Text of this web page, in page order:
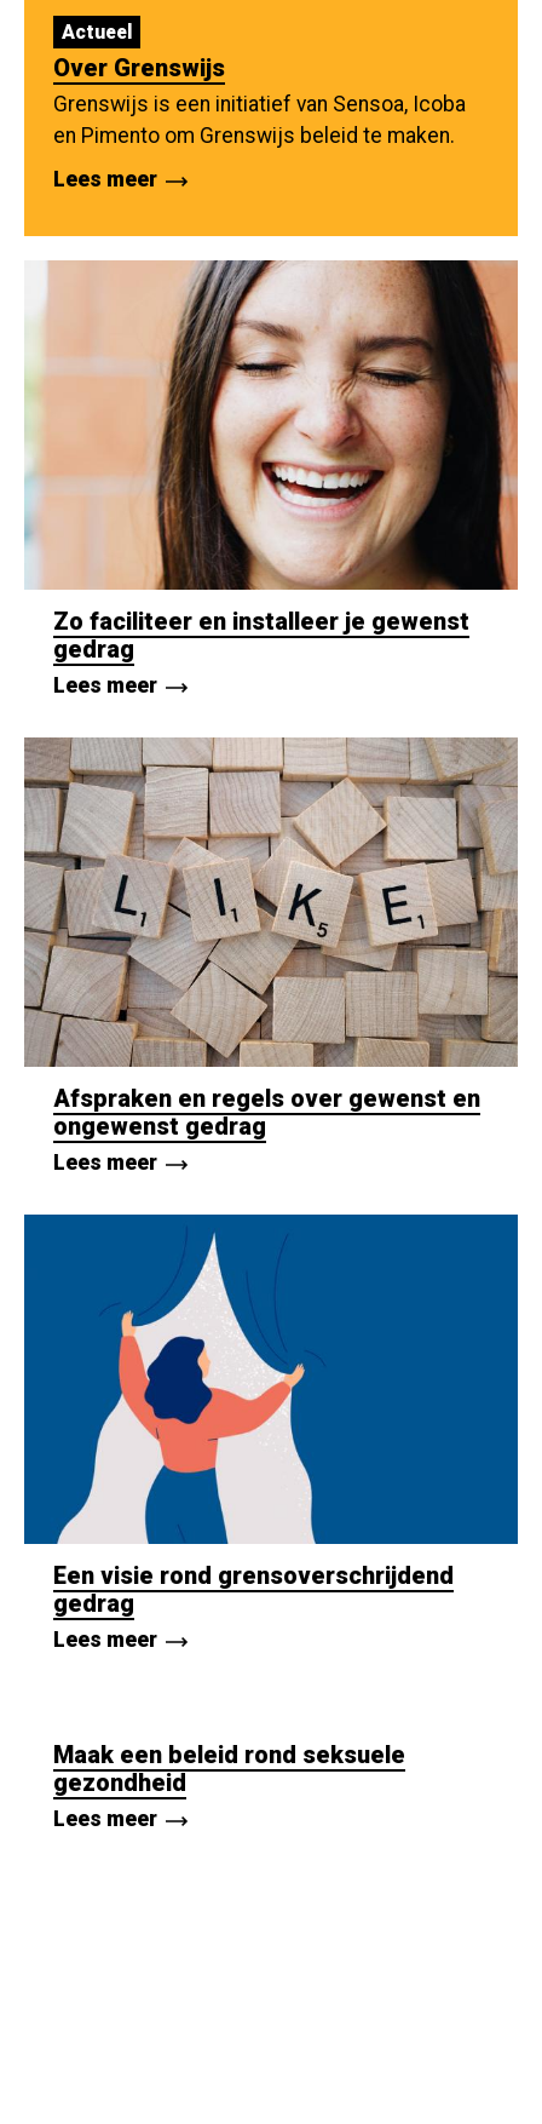
Actueel
Over Grenswijs
Grenswijs is een initiatief van Sensoa, Icoba
en Pimento om Grenswijs beleid te maken.
Lees meer
Zo faciliteer en installeer je gewenst
gedrag
Lees meer
Afspraken en regels over gewenst en
ongewenst gedrag
Lees meer
Een visie rond grensoverschrijdend
gedrag
Lees meer
Maak een beleid rond seksuele
gezondheid
Lees meer